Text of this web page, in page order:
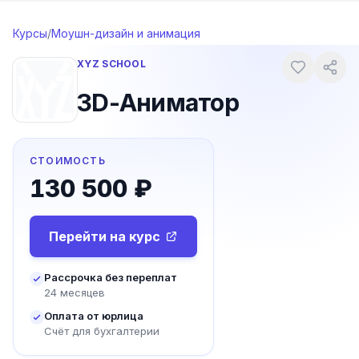
Курсы/Моушн-дизайн и анимация
XYZ SCHOOL
3D-Аниматор
СТОИМОСТЬ
130 500 ₽
Перейти на курс
Рассрочка без переплат
24 месяцев
Оплата от юрлица
Счёт для бухгалтерии